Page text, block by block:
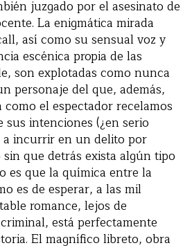
juzgado por el asesinato de
La enigmática mirada
así como su sensual voz y
escénica propia de las
son explotadas como nunca
personaje del que, además,
el espectador recelamos
intenciones (¿en serio
a incurrir en un delito por
que detrás exista algún tipo
es que la química entre la
es de esperar, a las mil
romance, lejos de
está perfectamente
El magnífico libreto, obra